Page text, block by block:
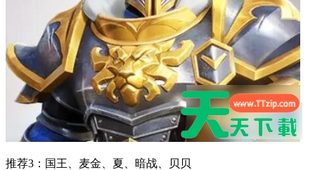
推荐3：国王、麦金、夏、暗战、贝贝